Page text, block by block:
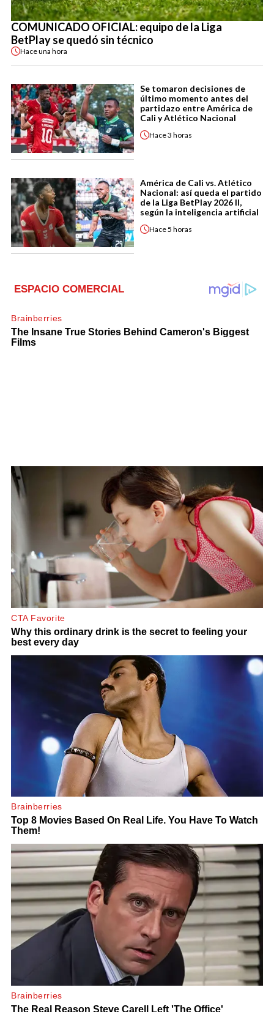
COMUNICADO OFICIAL: equipo de la Liga
BetPlay se quedó sin técnico
Haceuna hora
Se tomaron decisiones de
último momento antes del
partidazo entre América de
Cali y Atlético Nacional
Hace3 horas
América de Cali vs. Atlético
Nacional: así queda el partido
de la Liga BetPlay 2026 II,
según la inteligencia artificial
Hace5 horas